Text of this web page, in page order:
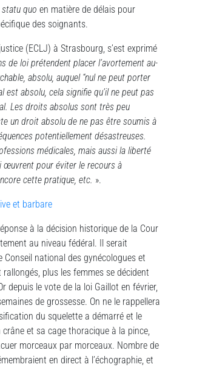
statu quo en matière de délais pour
des soignants.
(ECLJ) à Strasbourg, s’est exprimé
de loi prétendent placer l’avortement au-
absolu, auquel “nul ne peut porter
est absolu, cela signifie qu’il ne peut pas
Les droits absolus sont très peu
un droit absolu de ne pas être soumis à
potentiellement désastreuses.
médicales, mais aussi la liberté
œuvrent pour éviter le recours à
cette pratique, etc. ».
et barbare
à la décision historique de la Cour
au niveau fédéral. Il serait
Conseil national des gynécologues et
plus les femmes se décident
depuis le vote de la loi Gaillot en février,
de grossesse. On ne le rappellera
du squelette a démarré et le
et sa cage thoracique à la pince,
morceaux par morceaux. Nombre de
en direct à l’échographie, et